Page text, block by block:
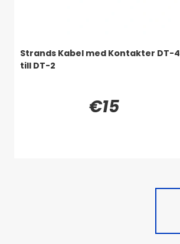
Strands Kabel med Kontakter DT-4
till DT-2
€15